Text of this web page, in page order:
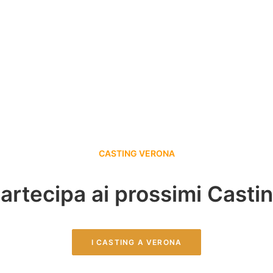
CASTING VERONA
ai prossimi
I CASTING A VERONA